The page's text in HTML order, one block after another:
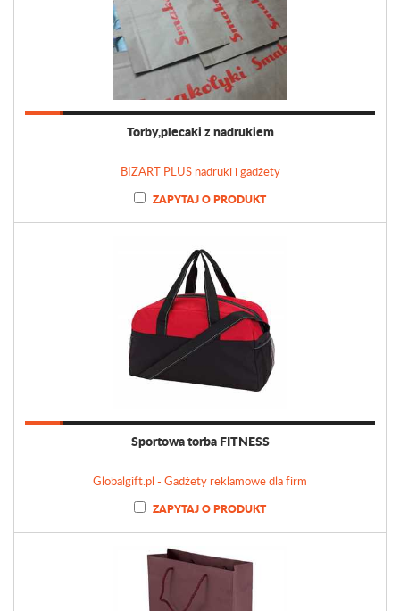
Torby,plecaki z nadrukiem
BIZART PLUS nadruki i gadżety
ZAPYTAJ O PRODUKT
Sportowa torba FITNESS
Globalgift.pl - Gadżety reklamowe dla firm
ZAPYTAJ O PRODUKT